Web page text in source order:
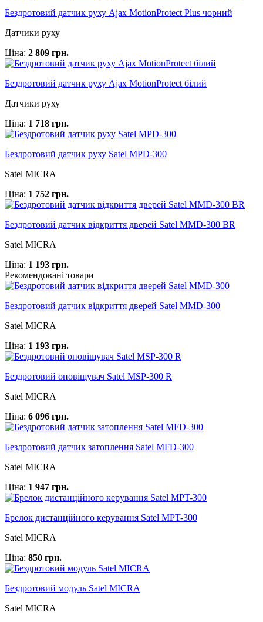
Бездротовий датчик руху Ajax MotionProtect Plus чорний
Датчики руху
Ціна: 2 809 грн.
Бездротовий датчик руху Ajax MotionProtect білий
Датчики руху
Ціна: 1 718 грн.
Бездротовий датчик руху Satel MPD-300
Satel MICRA
Ціна: 1 752 грн.
Бездротовий датчик відкриття дверей Satel MMD-300 BR
Satel MICRA
Ціна: 1 193 грн.
Рекомендовані товари
Бездротовий датчик відкриття дверей Satel MMD-300
Satel MICRA
Ціна: 1 193 грн.
Бездротовий оповіщувач Satel MSP-300 R
Satel MICRA
Ціна: 6 096 грн.
Бездротовий датчик затоплення Satel MFD-300
Satel MICRA
Ціна: 1 947 грн.
Брелок дистанційного керування Satel MPT-300
Satel MICRA
Ціна: 850 грн.
Бездротовий модуль Satel MICRA
Satel MICRA